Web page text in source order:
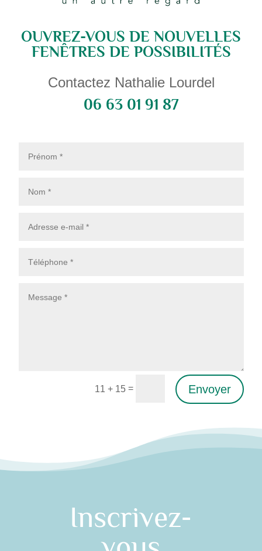
OUVREZ-VOUS DE NOUVELLES
FENÊTRES DE POSSIBILITÉS
Contactez Nathalie Lourdel
06 63 01 91 87
11 + 15= Envoyer
Inscrivez-